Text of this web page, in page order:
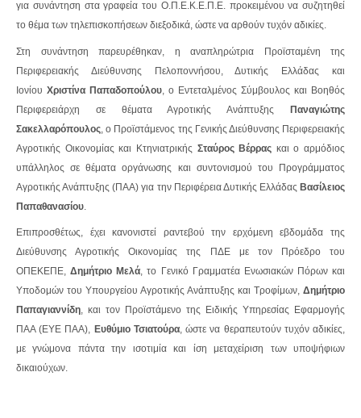
για συνάντηση στα γραφεία του Ο.Π.Ε.Κ.Ε.Π.Ε. προκειμένου να συζητηθεί
το θέμα των τηλεπισκοπήσεων διεξοδικά, ώστε να αρθούν τυχόν αδικίες.
Στη συνάντηση παρευρέθηκαν, η αναπληρώτρια Προϊσταμένη της
Περιφερειακής Διεύθυνσης Πελοποννήσου, Δυτικής Ελλάδας και
Ιονίου Χριστίνα Παπαδοπούλου , ο Εντεταλμένος Σύμβουλος και Βοηθός
Περιφερειάρχη σε θέματα Αγροτικής Ανάπτυξης Παναγιώτης
Σακελλαρόπουλος , ο Προϊστάμενος της Γενικής Διεύθυνσης Περιφερειακής
Αγροτικής Οικονομίας και Κτηνιατρικής Σταύρος Βέρρας και ο αρμόδιος
υπάλληλος σε θέματα οργάνωσης και συντονισμού του Προγράμματος
Αγροτικής Ανάπτυξης (ΠΑΑ) για την Περιφέρεια Δυτικής Ελλάδας Βασίλειος
Παπαθανασίου
Επιπροσθέτως, έχει κανονιστεί ραντεβού την ερχόμενη εβδομάδα της
Διεύθυνσης Αγροτικής Οικονομίας της ΠΔΕ με τον Πρόεδρο του
ΟΠΕΚΕΠΕ,Δημήτριο Μελά, το Γενικό Γραμματέα Ενωσιακών Πόρων και
Υποδομών του Υπουργείου Αγροτικής Ανάπτυξης και Τροφίμων, Δημήτριο
Παπαγιαννίδη, και τον Προϊστάμενο της Ειδικής Υπηρεσίας Εφαρμογής
ΠΑΑ (ΕΥΕ ΠΑΑ), Ευθύμιο Τσιατούρα, ώστε να θεραπευτούν τυχόν αδικίες,
με γνώμονα πάντα την ισοτιμία και ίση μεταχείριση των υποψήφιων
δικαιούχων.